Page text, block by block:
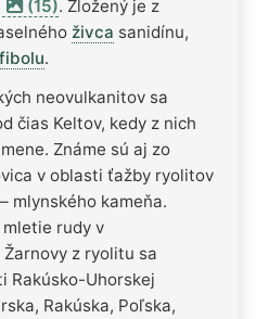
(15). Zložený je z
živca sanidínu,
.
neovulkanitov sa
čias Keltov, kedy z nich
Známe sú aj zo
v oblasti ťažby ryolitov
mlynského kameňa.
rudy v
z ryolitu sa
Rakúsko-Uhorskej
Rakúska, Poľska,